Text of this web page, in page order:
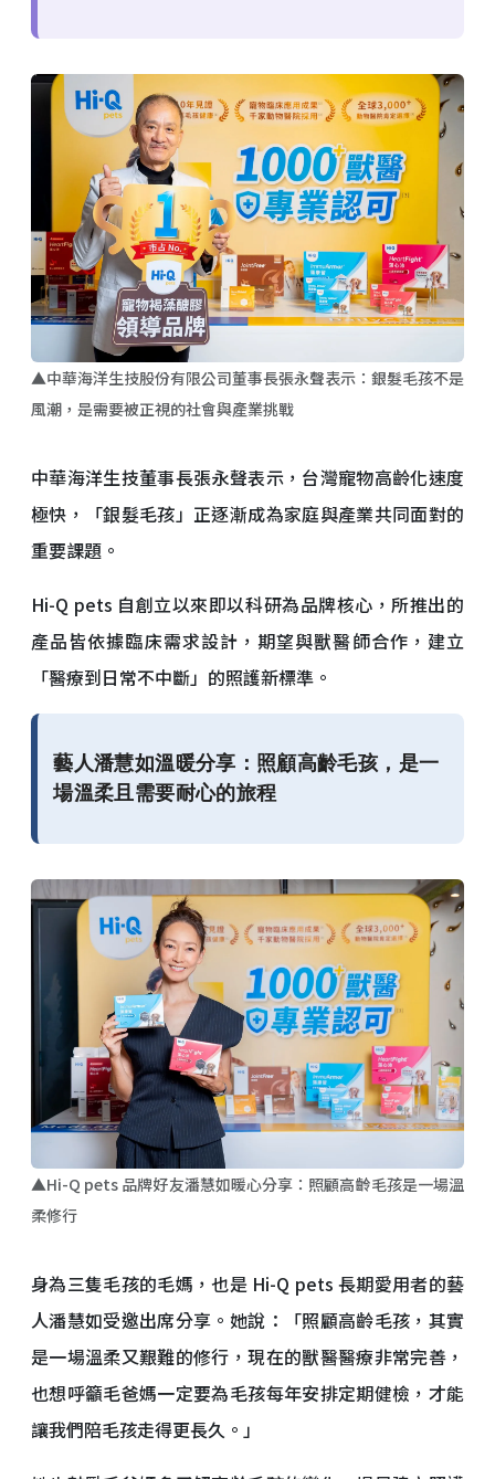
▲中華海洋生技股份有限公司董事長張永聲表示：銀髮毛孩不是
風潮，是需要被正視的社會與產業挑戰
中華海洋生技董事長張永聲表示，台灣寵物高齡化速度
極快，「銀髮毛孩」正逐漸成為家庭與產業共同面對的
重要課題。
Hi-Q pets 自創立以來即以科研為品牌核心，所推出的
產品皆依據臨床需求設計，期望與獸醫師合作，建立
「醫療到日常不中斷」的照護新標準。
藝人潘慧如溫暖分享：照顧高齡毛孩，是一
場溫柔且需要耐心的旅程
▲Hi-Q pets 品牌好友潘慧如暖心分享：照顧高齡毛孩是一場溫
柔修行
身為三隻毛孩的毛媽，也是 Hi-Q pets 長期愛用者的藝
人潘慧如受邀出席分享。她說：「照顧高齡毛孩，其實
是一場溫柔又艱難的修行，現在的獸醫醫療非常完善，
也想呼籲毛爸媽一定要為毛孩每年安排定期健檢，才能
讓我們陪毛孩走得更長久。」